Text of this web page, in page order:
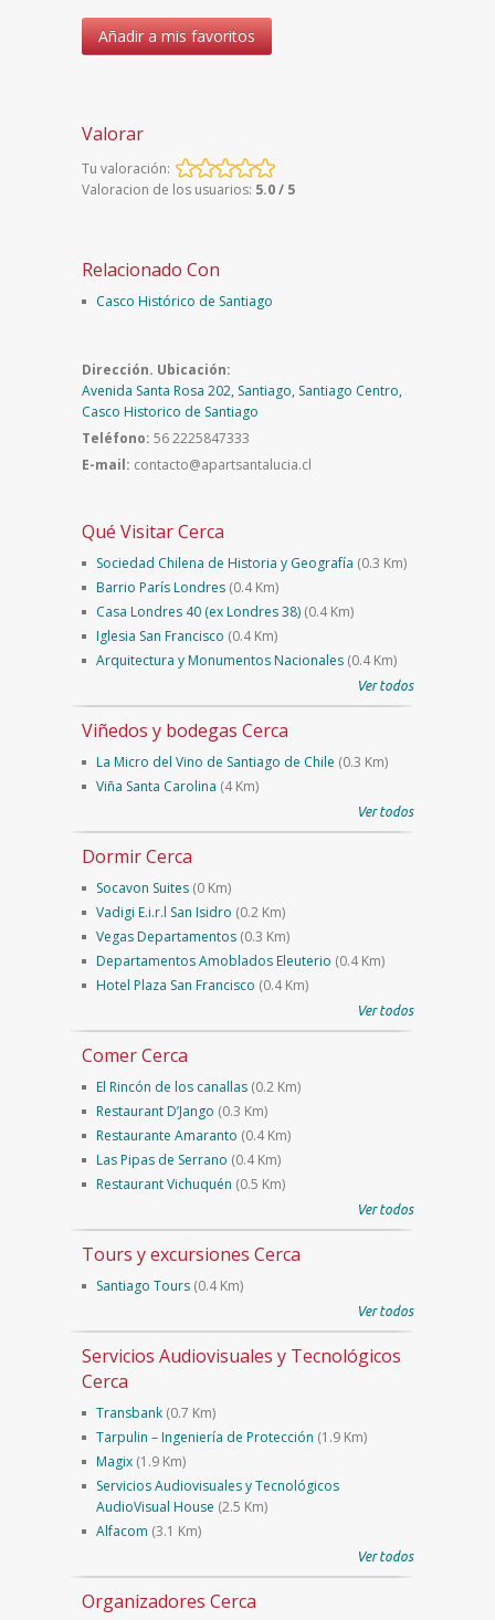
Añadir a mis favoritos
Valorar
Tu valoración:
Valoracion de los usuarios: 5.0 / 5
Relacionado Con
Casco Histórico de Santiago
Dirección. Ubicación:
Avenida Santa Rosa 202, Santiago, Santiago Centro,
Casco Historico de Santiago
Teléfono: 56 2225847333
E-mail: contacto@apartsantalucia.cl
Qué Visitar Cerca
Sociedad Chilena de Historia y Geografía (0.3 Km)
Barrio París Londres (0.4 Km)
Casa Londres 40 (ex Londres 38) (0.4 Km)
Iglesia San Francisco (0.4 Km)
Arquitectura y Monumentos Nacionales (0.4 Km)
Ver todos
Viñedos y bodegas Cerca
La Micro del Vino de Santiago de Chile (0.3 Km)
Viña Santa Carolina (4 Km)
Ver todos
Dormir Cerca
Socavon Suites (0 Km)
Vadigi E.i.r.l San Isidro (0.2 Km)
Vegas Departamentos (0.3 Km)
Departamentos Amoblados Eleuterio (0.4 Km)
Hotel Plaza San Francisco (0.4 Km)
Ver todos
Comer Cerca
El Rincón de los canallas (0.2 Km)
Restaurant D’Jango (0.3 Km)
Restaurante Amaranto (0.4 Km)
Las Pipas de Serrano (0.4 Km)
Restaurant Vichuquén (0.5 Km)
Ver todos
Tours y excursiones Cerca
Santiago Tours (0.4 Km)
Ver todos
Servicios Audiovisuales y Tecnológicos
Cerca
Transbank (0.7 Km)
Tarpulin – Ingeniería de Protección (1.9 Km)
Magix (1.9 Km)
Servicios Audiovisuales y Tecnológicos
AudioVisual House (2.5 Km)
Alfacom (3.1 Km)
Ver todos
Organizadores Cerca